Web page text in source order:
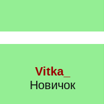
Vitka_
Новичок